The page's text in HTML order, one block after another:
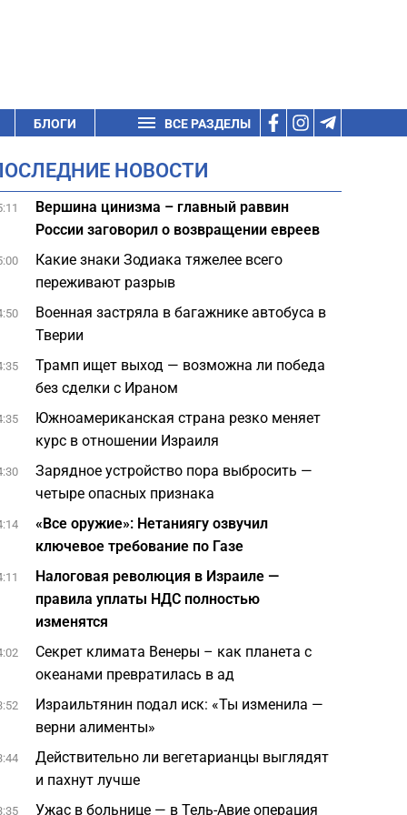
БЛОГИ ВСЕ РАЗДЕЛЫ
НОВОСТИ
Вершина цинизма – главный раввин
России заговорил о возвращении евреев
Какие знаки Зодиака тяжелее всего
переживают разрыв
Военная застряла в багажнике автобуса в
Тверии
Трамп ищет выход — возможна ли победа
без сделки с Ираном
Южноамериканская страна резко меняет
курс в отношении Израиля
Зарядное устройство пора выбросить —
четыре опасных признака
«Все оружие»: Нетаниягу озвучил
ключевое требование по Газе
Налоговая революция в Израиле —
правила уплаты НДС полностью
изменятся
Секрет климата Венеры – как планета с
океанами превратилась в ад
Израильтянин подал иск: «Ты изменила —
верни алименты»
Действительно ли вегетарианцы выглядят
и пахнут лучше
Ужас в больнице — в Тель-Авие операция